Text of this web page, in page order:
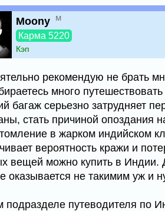
Moony м
Карма 5220
Кэп
рекомендую не брать
много
багаж серьезно затрудняет
стать причиной опоздания
в жарком индийском
вероятность кражи и
вещей можно купить в
оказывается не такимим уж и
подразделе путеводителя по